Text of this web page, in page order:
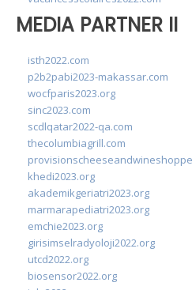
MEDIA PARTNER II
isth2022.com
p2b2pabi2023-makassar.com
wocfparis2023.org
sinc2023.com
scdlqatar2022-qa.com
thecolumbiagrill.com
khedi2023.org
akademikgeriatri2023.org
marmarapediatri2023.org
emchie2023.org
girisimselradyoloji2022.org
utcd2022.org
biosensor2022.org